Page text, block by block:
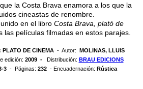
la Costa Brava enamora a los que la
cineastas de renombre.
en el libro Costa Brava, plató de
las películas filmadas en estos parajes.
PLATO DE CINEMA - Autor: MOLINAS, LLUIS
edición: 2009 - Distribución: BRAU EDICIONS
3- Páginas: 232- Encuadernación: Rústica